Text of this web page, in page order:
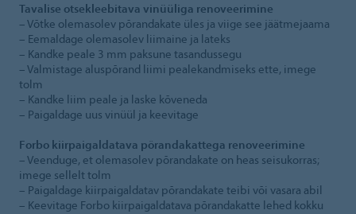
Tavalise otsekleebitava vinüüliga renoveerimine
– Võtke olemasolev põrandakate üles ja viige see jäätmejaama
– Eemaldage olemasolev liimaine ja lateks
– Kandke peale 3 mm paksune tasandussegu
– Valmistage aluspõrand liimi pealekandmiseks ette, imege
tolm
– Kandke liim peale ja laske kõveneda
– Paigaldage uus vinüül ja keevitage
Forbo kiirpaigaldatava põrandakattega renoveerimine
– Veenduge, et olemasolev põrandakate on heas seisukorras;
imege sellelt tolm
– Paigaldage kiirpaigaldatav põrandakate teibi või vasara abil
– Keevitage Forbo kiirpaigaldatava põrandakatte lehed kokku